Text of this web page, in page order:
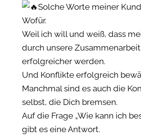
Solche Worte meiner
Wofür.
Weil ich will und weiß, dass
durch unsere
erfolgreicher werden.
Und Konflikte erfolgreich
Manchmal sind es auch die
selbst, die Dich bremsen.
Auf die Frage „Wie kann ich
gibt es eine Antwort.